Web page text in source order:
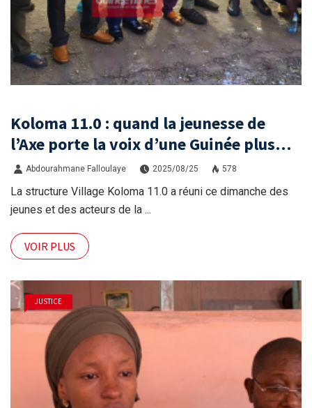
Koloma 11.0 : quand la jeunesse de
l’Axe porte la voix d’une Guinée plus
juste et démocratique
Abdourahmane Falloulaye 2025/08/25 578
La structure Village Koloma 11.0 a réuni ce dimanche des
jeunes et des acteurs de la ...
VOIR PLUS
JUSTICE